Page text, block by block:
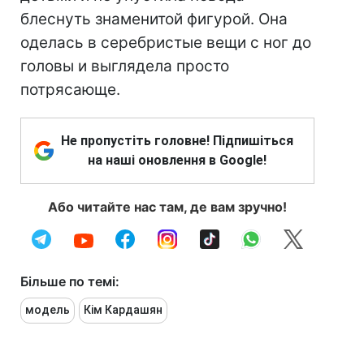
блеснуть знаменитой фигурой. Она
оделась в серебристые вещи с ног до
головы и выглядела просто
потрясающе.
Не пропустіть головне! Підпишіться
на наші оновлення в Google!
Або читайте нас там, де вам зручно!
Більше по темі:
модель Кім Кардашян